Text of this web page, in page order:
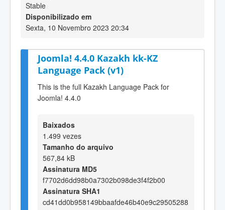
Stable
Disponibilizado em
Sexta, 10 Novembro 2023 20:34
Joomla! 4.4.0 Kazakh kk-KZ
Language Pack (v1)
This is the full Kazakh Language Pack for
Joomla! 4.4.0
Baixados
1.499 vezes
Tamanho do arquivo
567,84 kB
Assinatura MD5
f7702d6dd98b0a7302b098de3f4f2b00
Assinatura SHA1
cd41dd0b958149bbaafde46b40e9c29505288